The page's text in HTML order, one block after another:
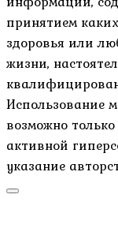
принятием
здоровья или
жизни,
Использование
возможно
активной
указание